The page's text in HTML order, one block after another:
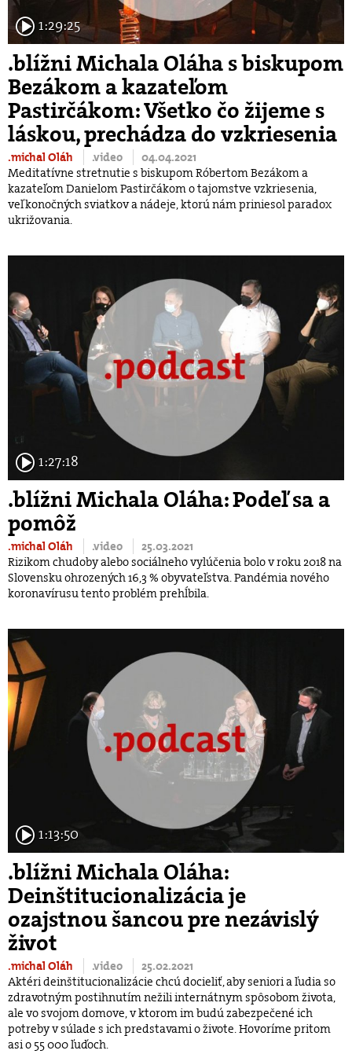
1:29:25
.blížni Michala Oláha s biskupom
Bezákom a kazateľom
Pastirčákom: Všetko čo žijeme s
láskou, prechádza do vzkriesenia
.michal Oláh .video
04.04.2021
Meditatívne stretnutie s biskupom Róbertom Bezákom a
kazateľom Danielom Pastirčákom o tajomstve vzkriesenia,
veľkonočných sviatkov a nádeje, ktorú nám priniesol paradox
ukrižovania.
1:27:18
.blížni Michala Oláha: Podeľ sa a
pomôž
.michal Oláh .video
25.03.2021
Rizikom chudoby alebo sociálneho vylúčenia bolo v roku 2018 na
Slovensku ohrozených 16,3 % obyvateľstva. Pandémia nového
koronavírusu tento problém prehĺbila.
1:13:50
.blížni Michala Oláha:
Deinštitucionalizácia je
ozajstnou šancou pre nezávislý
život
.michal Oláh .video
25.02.2021
Aktéri deinštitucionalizácie chcú docieliť, aby seniori a ľudia so
zdravotným postihnutím nežili internátnym spôsobom života,
ale vo svojom domove, v ktorom im budú zabezpečené ich
potreby v súlade s ich predstavami o živote. Hovoríme pritom
asi o 55 000 ľuďoch.